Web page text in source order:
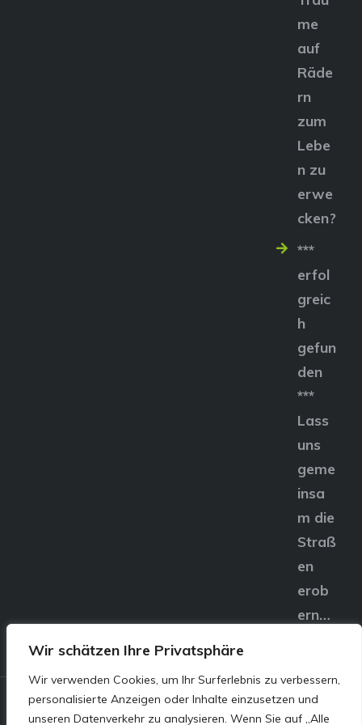
Wir schätzen Ihre Privatsphäre
Wir verwenden Cookies, um Ihr Surferlebnis zu verbessern,
personalisierte Anzeigen oder Inhalte einzusetzen und
unseren Datenverkehr zu analysieren. Wenn Sie auf „Alle
me
auf
Räde
rn
zum
Lebe
n zu
erwe
cken?
***
erfol
greic
h
gefun
den
***
Lass
uns
geme
insa
m die
Straß
en
erob
ern…
© E&S Motors GmbH,